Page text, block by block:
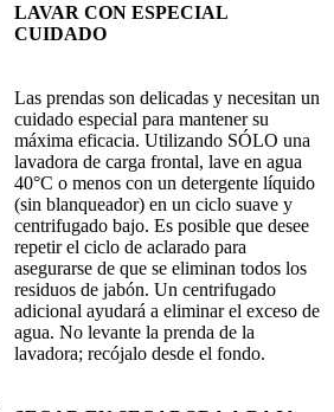
LAVAR CON ESPECIAL
CUIDADO
Las prendas son delicadas y necesitan un
cuidado especial para mantener su
máxima eficacia. Utilizando SÓLO una
lavadora de carga frontal, lave en agua
40°C o menos con un detergente líquido
(sin blanqueador) en un ciclo suave y
centrifugado bajo. Es posible que desee
repetir el ciclo de aclarado para
asegurarse de que se eliminan todos los
residuos de jabón. Un centrifugado
adicional ayudará a eliminar el exceso de
agua. No levante la prenda de la
lavadora; recójalo desde el fondo.